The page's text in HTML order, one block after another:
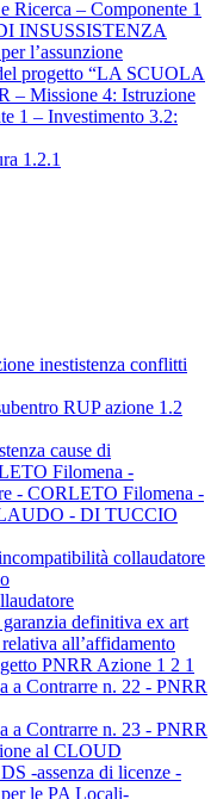
Ricerca – Componente 1
INSUSSISTENZA
l’assunzione
progetto “LA SCUOLA
– Missione 4: Istruzione
1 – Investimento 3.2:
1.2.1
inestistenza conflitti
RUP azione 1.2
cause di
Filomena -
- CORLETO Filomena -
- DI TUCCIO
collaudatore
definitiva ex art
all’affidamento
PNRR Azione 1 2 1
a Contrarre n. 22 - PNRR
a Contrarre n. 23 - PNRR
al CLOUD
-assenza di licenze -
le PA Locali-